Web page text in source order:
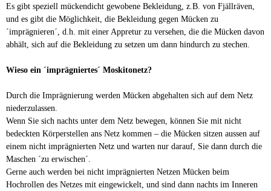
Es gibt speziell mückendicht gewobene Bekleidung, z.B. von Fjällräven,
und es gibt die Möglichkeit, die Bekleidung gegen Mücken zu
´imprägnieren´, d.h. mit einer Appretur zu versehen, die die Mücken davon
abhält, sich auf die Bekleidung zu setzen um dann hindurch zu stechen.
Wieso ein ´imprägniertes´ Moskitonetz?
Durch die Imprägnierung werden Mücken abgehalten sich auf dem Netz
niederzulassen.
Wenn Sie sich nachts unter dem Netz bewegen, können Sie mit nicht
bedeckten Körperstellen ans Netz kommen – die Mücken sitzen aussen auf
einem nicht imprägnierten Netz und warten nur darauf, Sie dann durch die
Maschen ´zu erwischen´.
Gerne auch werden bei nicht imprägnierten Netzen Mücken beim
Hochrollen des Netzes mit eingewickelt, und sind dann nachts im Inneren